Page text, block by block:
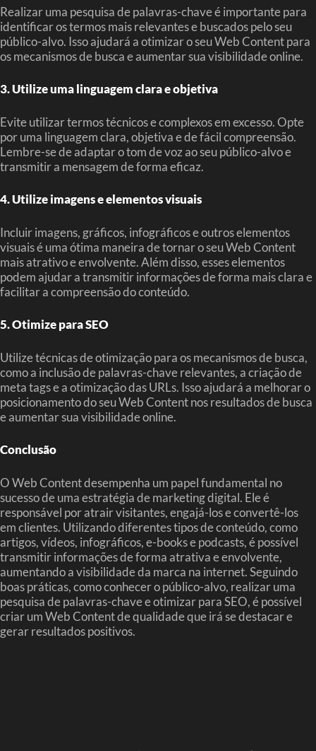
Realizar uma pesquisa de palavras-chave é importante para
identificar os termos mais relevantes e buscados pelo seu
público-alvo. Isso ajudará a otimizar o seu Web Content para
os mecanismos de busca e aumentar sua visibilidade online.
3. Utilize uma linguagem clara e objetiva
Evite utilizar termos técnicos e complexos em excesso. Opte
por uma linguagem clara, objetiva e de fácil compreensão.
Lembre-se de adaptar o tom de voz ao seu público-alvo e
transmitir a mensagem de forma eficaz.
4. Utilize imagens e elementos visuais
Incluir imagens, gráficos, infográficos e outros elementos
visuais é uma ótima maneira de tornar o seu Web Content
mais atrativo e envolvente. Além disso, esses elementos
podem ajudar a transmitir informações de forma mais clara e
facilitar a compreensão do conteúdo.
5. Otimize para SEO
Utilize técnicas de otimização para os mecanismos de busca,
como a inclusão de palavras-chave relevantes, a criação de
meta tags e a otimização das URLs. Isso ajudará a melhorar o
posicionamento do seu Web Content nos resultados de busca
e aumentar sua visibilidade online.
Conclusão
O Web Content desempenha um papel fundamental no
sucesso de uma estratégia de marketing digital. Ele é
responsável por atrair visitantes, engajá-los e convertê-los
em clientes. Utilizando diferentes tipos de conteúdo, como
artigos, vídeos, infográficos, e-books e podcasts, é possível
transmitir informações de forma atrativa e envolvente,
aumentando a visibilidade da marca na internet. Seguindo
boas práticas, como conhecer o público-alvo, realizar uma
pesquisa de palavras-chave e otimizar para SEO, é possível
criar um Web Content de qualidade que irá se destacar e
gerar resultados positivos.